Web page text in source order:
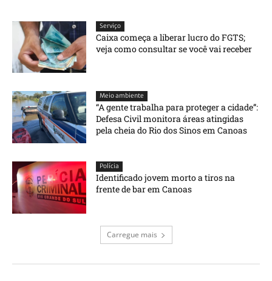
Serviço
Caixa começa a liberar lucro do FGTS;
veja como consultar se você vai receber
Meio ambiente
“A gente trabalha para proteger a cidade”:
Defesa Civil monitora áreas atingidas
pela cheia do Rio dos Sinos em Canoas
Polícia
Identificado jovem morto a tiros na
frente de bar em Canoas
Carregue mais